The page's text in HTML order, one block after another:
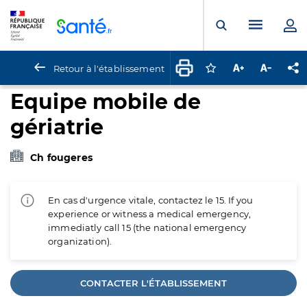
Ouvrir laMenu
Retour à l'établissement Connectez-vous
Augmenter la
Equipe mobile de
gériatrie
Ch fougeres
En cas d'urgence vitale, contactez le 15. If you
experience or witness a medical emergency,
immediatly call 15 (the national emergency
organization).
CONTACTER L'ÉTABLISSEMENT